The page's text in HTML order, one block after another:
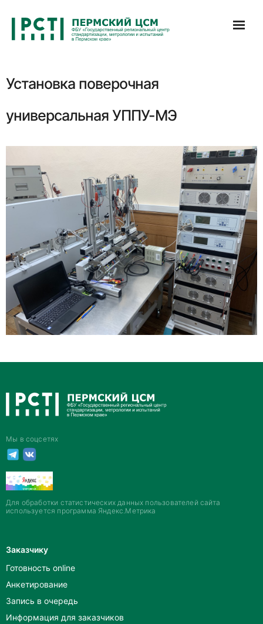
содержимому
Установка поверочная
универсальная УППУ-МЭ
Мы в соцсетях
Для обработки статистических данных пользователей сайта
используется программа Яндекс.Метрика
Заказчику
Готовность online
Анкетирование
Запись в очередь
Информация для заказчиков